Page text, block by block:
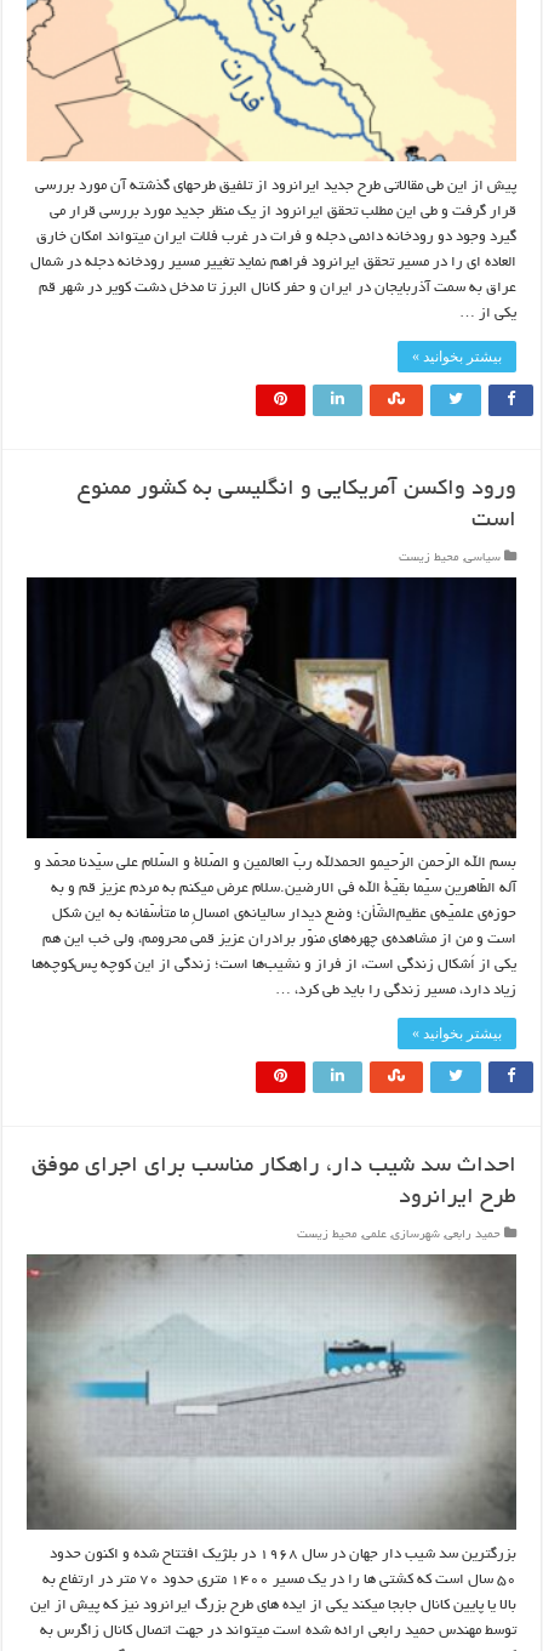
پیش از این طی مقالاتی طرح جدید ایرانرود از تلفیق طرحهای گذشته آن مورد بررسی
قرار گرفت و طی این مطلب تحقق ایرانرود از یک منظر جدید مورد بررسی قرار می
گیرد وجود دو رودخانه دائمی دجله و فرات در غرب فلات ایران میتواند امکان خارق
العاده ای را در مسیر تحقق ایرانرود فراهم نماید تغییر مسیر رودخانه دجله در شمال
عراق به سمت آذربایجان در ایران و حفر کانال البرز تا مدخل دشت کویر در شهر قم
یکی از …
بیشتر بخوانید »
ورود واکسن آمریکایی و انگلیسی به کشور ممنوع
است
سیاسی, محیط زیست
بسم الله الرّحمن الرّحیمو الحمدلله ربّ العالمین و الصّلاة و السّلام علی سیّدنا محمّد و
آله الطّاهرین سیّما بقیّة ‌الله فی الارضین.سلام عرض میکنم به مردم عزیز قم و به
حوزه‌ی علمیّه‌ی عظیم‌الشّأن؛ وضع دیدار سالیانه‌ی امسالِ ما متأسّفانه به این شکل
است و من از مشاهده‌ی چهره‌های منوّر برادران عزیز قمی محرومم، ولی خب این هم
یکی از اَشکال زندگی است، از فراز و نشیب‌ها است؛ زندگی از این کوچه پس‌کوچه‌ها
زیاد دارد، مسیر زندگی را باید طی کرد، …
بیشتر بخوانید »
احداث سد شیب دار، راهکار مناسب برای اجرای موفق
طرح ایرانرود
حمید رابعی, شهرسازی, علمی, محیط زیست
بزرگترین سد شیب دار جهان در سال ۱۹۶۸ در بلژیک افتتاح شده و اکنون حدود
۵۰ سال است که کشتی ها را در یک مسیر ۱۴۰۰ متری حدود ۷۰ متر در ارتفاع به
بالا یا پایین کانال جابجا میکند یکی از ایده های طرح بزرگ ایرانرود نیز که پیش از این
توسط مهندس حمید رابعی ارائه شده است میتواند در جهت اتصال کانال زاگرس به